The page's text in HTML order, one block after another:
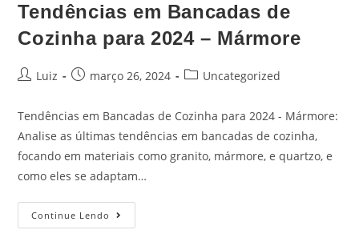
Tendências em Bancadas de
Cozinha para 2024 – Mármore
Luiz março 26, 2024 Uncategorized
Tendências em Bancadas de Cozinha para 2024 - Mármore:
Analise as últimas tendências em bancadas de cozinha,
focando em materiais como granito, mármore, e quartzo, e
como eles se adaptam…
Continue Lendo